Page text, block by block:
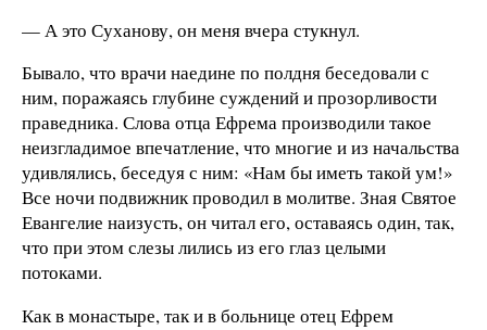
— А это Суханову, он меня вчера стукнул.
Бывало, что врачи наедине по полдня беседовали с
ним, поражаясь глубине суждений и прозорливости
праведника. Слова отца Ефрема производили такое
неизгладимое впечатление, что многие и из начальства
удивлялись, беседуя с ним: «Нам бы иметь такой ум!»
Все ночи подвижник проводил в молитве. Зная Святое
Евангелие наизусть, он читал его, оставаясь один, так,
что при этом слезы лились из его глаз целыми
потоками.
Как в монастыре, так и в больнице отец Ефрем